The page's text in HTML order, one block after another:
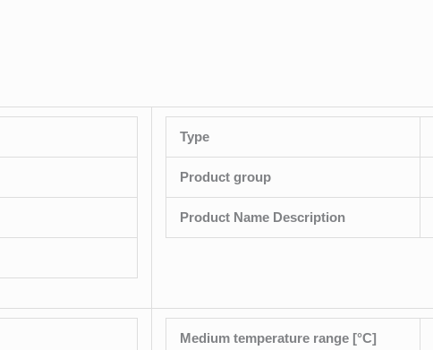
Type
Product group
Product Name Description
Medium temperature range [°C]